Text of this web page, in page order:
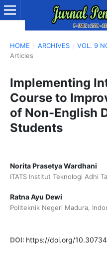
HOME / ARCHIVES / VOL. 9
Articles
Implementing
Course to
of Non-English
Students
Norita Prasetya Wardhani
ITATS Institut Teknologi Adhi
Ratna Ayu Dewi
Politeknik Negeri Madura,
DOI: https://doi.org/